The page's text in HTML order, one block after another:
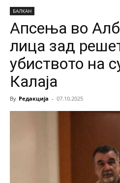
БАЛКАН
Апсења во
лица зад
убиството на
Калаја
By Редакција - 07.10.2025